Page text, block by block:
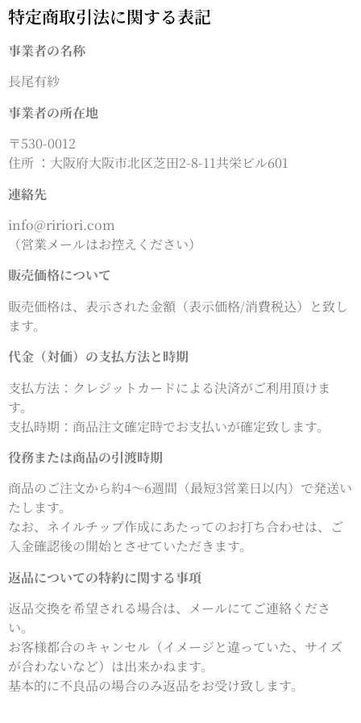
特定商取引法に関する表記
事業者の名称
長尾有紗
事業者の所在地
〒530-0012
住所 ：大阪府大阪市北区芝田2-8-11共栄ビル601
連絡先
info@ririori.com
（営業メールはお控えください）
販売価格について
販売価格は、表示された金額（表示価格/消費税込）と致し
ます。
代金（対価）の支払方法と時期
支払方法：クレジットカードによる決済がご利用頂けま
す。
支払時期：商品注文確定時でお支払いが確定致します。
役務または商品の引渡時期
商品のご注文から約4〜6週間（最短3営業日以内）で発送い
たします。
なお、ネイルチップ作成にあたってのお打ち合わせは、ご
入金確認後の開始とさせていただきます。
返品についての特約に関する事項
返品交換を希望される場合は、メールにてご連絡くださ
い。
お客様都合のキャンセル（イメージと違っていた、サイズ
が合わないなど）は出来かねます。
基本的に不良品の場合のみ返品をお受け致します。